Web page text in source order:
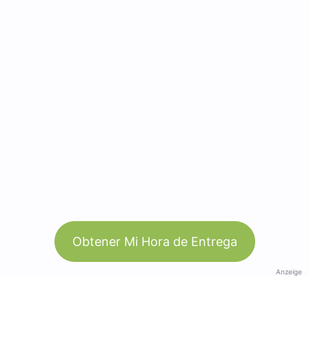
Obtener Mi Hora de Entrega
Anzeige